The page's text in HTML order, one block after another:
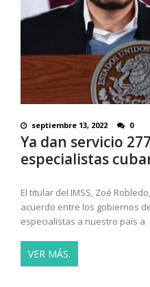
septiembre 13, 2022 0
Ya dan servicio
especialistas
El titular del IMSS, Zoé
acuerdo entre los gobiernos
especialistas a nuestro país a
VER MÁS.